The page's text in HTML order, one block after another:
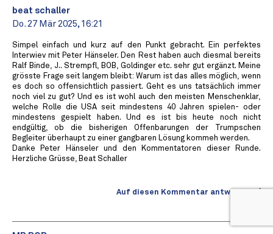
beat schaller
Do. 27 Mär 2025, 16:21
Simpel einfach und kurz auf den Punkt gebracht. Ein perfektes
Interwiev mit Peter Hänseler. Den Rest haben auch diesmal bereits
Ralf Binde, J.. Strempfl, BOB, Goldinger etc. sehr gut ergänzt. Meine
grösste Frage seit langem bleibt: Warum ist das alles möglich, wenn
es doch so offensichtlich passiert. Geht es uns tatsächlich immer
noch viel zu gut? Und es ist wohl auch den meisten Menschenklar,
welche Rolle die USA seit mindestens 40 Jahren spielen- oder
mindestens gespielt haben. Und es ist bis heute noch nicht
endgültig, ob die bisherigen Offenbarungen der Trumpschen
Begleiter überhaupt zu einer gangbaren Lösung kommeh werden.
Danke Peter Hänseler und den Kommentatoren dieser Runde.
Herzliche Grüsse, Beat Schaller
Auf diesen Kommentar antworten